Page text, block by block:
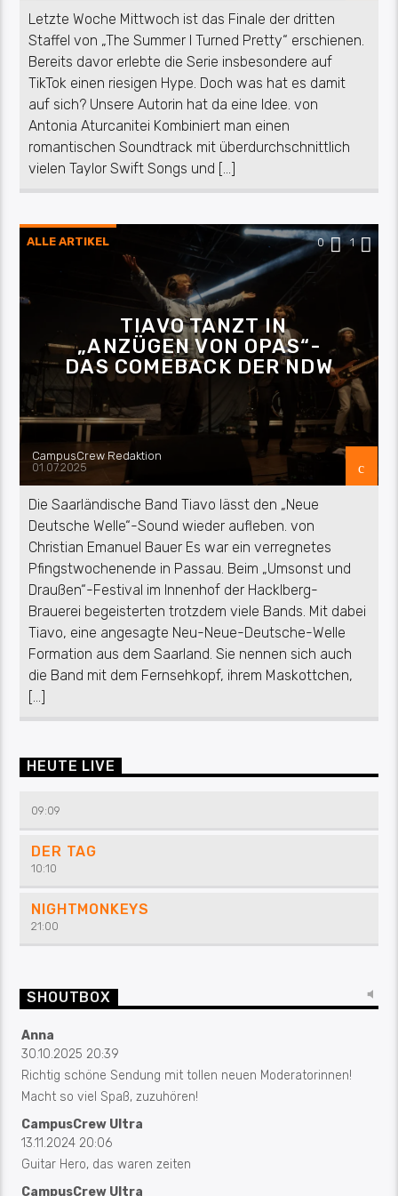
Letzte Woche Mittwoch ist das Finale der dritten
Staffel von „The Summer I Turned Pretty“ erschienen.
Bereits davor erlebte die Serie insbesondere auf
TikTok einen riesigen Hype. Doch was hat es damit
auf sich? Unsere Autorin hat da eine Idee. von
Antonia Aturcanitei Kombiniert man einen
romantischen Soundtrack mit überdurchschnittlich
vielen Taylor Swift Songs und […]
ALLE ARTIKEL 0 1
TIAVO TANZT IN
„ANZÜGEN VON OPAS“-
DAS COMEBACK DER NDW
CampusCrew Redaktion
01.07.2025
Die Saarländische Band Tiavo lässt den „Neue
Deutsche Welle“-Sound wieder aufleben. von
Christian Emanuel Bauer Es war ein verregnetes
Pfingstwochenende in Passau. Beim „Umsonst und
Draußen“-Festival im Innenhof der Hacklberg-
Brauerei begeisterten trotzdem viele Bands. Mit dabei
Tiavo, eine angesagte Neu-Neue-Deutsche-Welle
Formation aus dem Saarland. Sie nennen sich auch
die Band mit dem Fernsehkopf, ihrem Maskottchen,
[…]
HEUTE LIVE
09:09
DER TAG
10:10
NIGHTMONKEYS
21:00
SHOUTBOX
Anna
30.10.2025 20:39
Richtig schöne Sendung mit tollen neuen Moderatorinnen!
Macht so viel Spaß, zuzuhören!
CampusCrew Ultra
13.11.2024 20:06
Guitar Hero, das waren zeiten
CampusCrew Ultra